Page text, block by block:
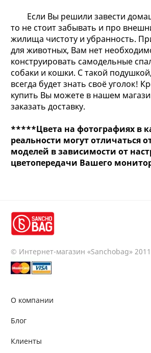
Если Вы решили завести
то не стоит забывать и про
жилища чистоту и убранность.
для животных, Вам нет
конструировать самодельные
собаки и кошки. С такой
всегда будет знать своё уголок!
купить Вы можете в нашем
заказать доставку.
*****Цвета на фотографиях в
реальности могут отличаться
моделей в зависимости от
цветопередачи Вашего
© Интернет-магазин «Sanchobag»
О компании
Блог
Клиенты